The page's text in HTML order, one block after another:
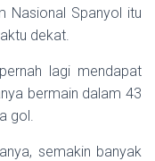
Nasional Spanyol itu
dekat.
lagi mendapat
bermain dalam 43
gol.
semakin banyak